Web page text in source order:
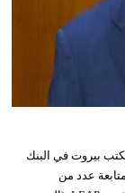
بيروت في البنك
عدد من